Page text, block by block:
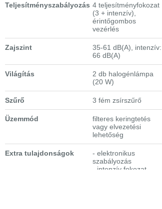
Teljesítményszabályozás 4 teljesítményfokozat
(3 + intenzív),
érintőgombos
vezérlés
Zajszint
35-61 dB(A), intenzív:
66 dB(A)
Világítás
2 db halogénlámpa
(20 W)
Szűrő 3 fém zsírszűrő
Üzemmód
filteres keringtetés
vagy elvezetési
lehetőség
Extra tulajdonságok
- elektronikus
szabályozás
- intenzív fokozat